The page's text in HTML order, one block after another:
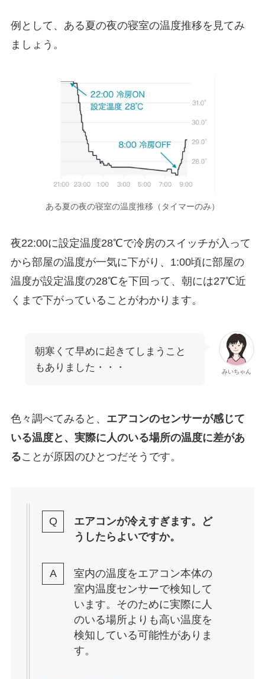
例として、ある夏の夜の寝室の温度推移を見てみ
ましょう。
ある夏の夜の寝室の温度推移（タイマーのみ）
夜22:00に設定温度28℃で冷房のスイッチが入って
から部屋の温度が一気に下がり、1:00頃に部屋の
温度が設定温度の28℃を下回って、朝には27℃近
くまで下がっていることがわかります。
みいちゃん
朝寒くて早めに起きてしまうこと
もありました・・・
色々調べてみると、 エアコンのセンサーが感じて
いる温度と、実際に人のいる場所の温度に差があ
ることが原因のひとつだそうです。
エアコンが冷えすぎます。ど
うしたらよいですか。
室内の温度をエアコン本体の
室内温度センサーで検知して
います。そのために実際に人
のいる場所よりも高い温度を
検知している可能性がありま
す。